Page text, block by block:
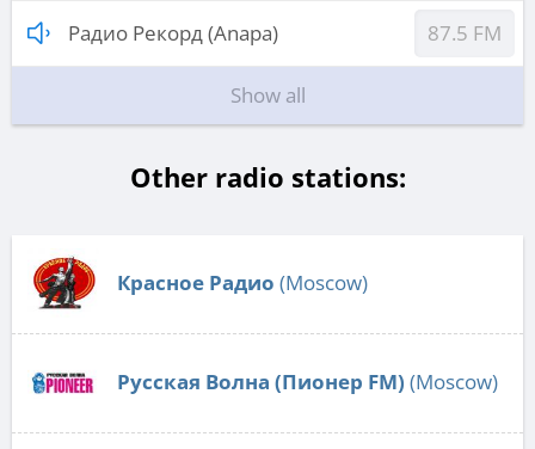
Радио Рекорд (Anapa) 87.5 FM
Show all
Other radio stations:
Красное Радио (Moscow)
Русская Волна (Пионер FM) (Moscow)